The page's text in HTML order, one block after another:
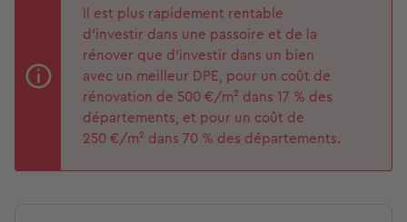
Il est plus rapidement rentable
d’investir dans une passoire et de la
rénover que d’investir dans un bien
avec un meilleur DPE, pour un coût de
rénovation de 500 €/m² dans 17 % des
départements, et pour un coût de
250 €/m² dans 70 % des départements.